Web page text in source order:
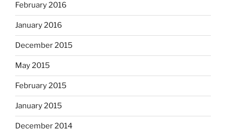
February 2016
January 2016
December 2015
May 2015
February 2015
January 2015
December 2014